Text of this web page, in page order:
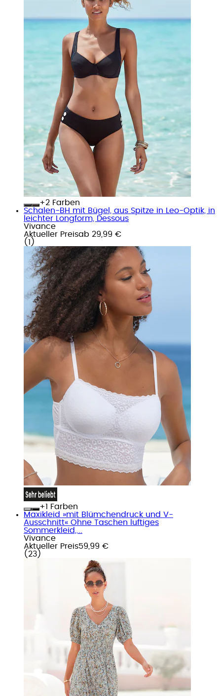
+
Farben
Schalen-BH mit Bügel, aus Spitze in Leo-Optik, in
leichter Longform, Dessous
Vivance
Aktueller Preisab 29,99 €
( 1 )
+
Farben
Maxikleid »mit Blümchendruck und V-
Ausschnitt« Ohne Taschen luftiges
Sommerkleid,...
Vivance
Aktueller Preis59,99 €
( 23 )